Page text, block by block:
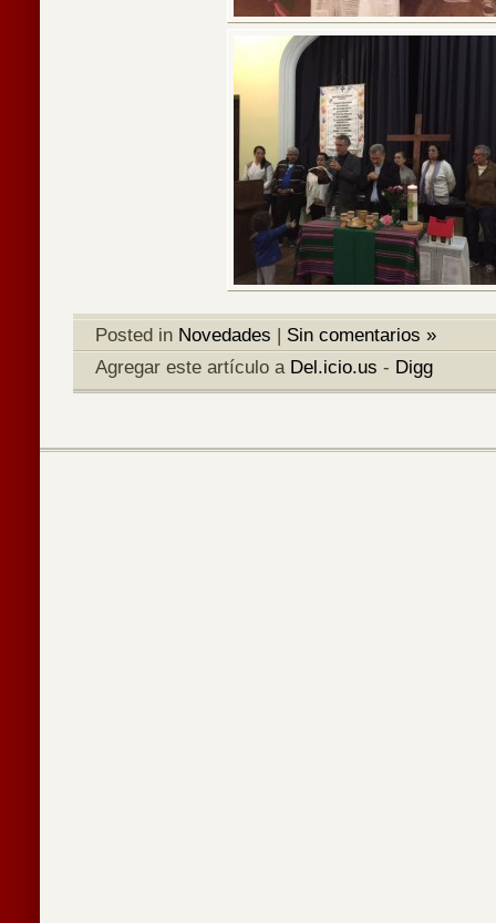
Posted in Novedades | Sin comentarios »
Agregar este artículo a Del.icio.us - Digg